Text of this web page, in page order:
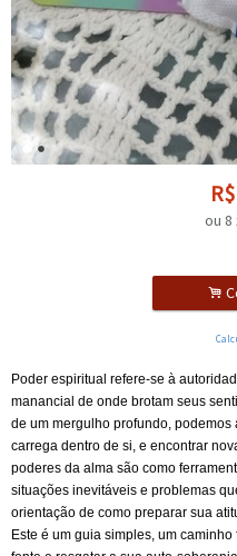
R$
ou 8
.
Poder espiritual refere-se à
manancial de onde brotam seus
de um mergulho profundo,
carrega dentro de si, e encontrar
poderes da alma são como
situações inevitáveis e problemas
orientação de como preparar sua
Este é um guia simples, um